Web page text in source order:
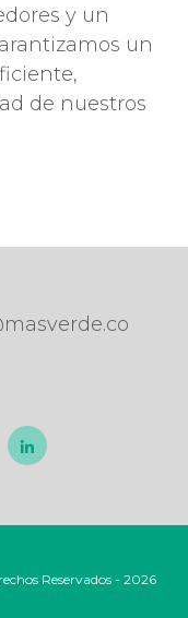
y un
un
de nuestros
Reservados - 2026